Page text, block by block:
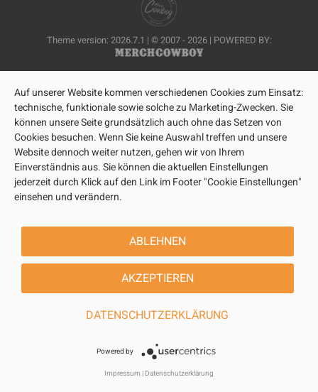
Theme version: 2026.7.1 | © 2007 - 2026 | POWERED BY:
Auf unserer Website kommen verschiedenen Cookies zum Einsatz:
technische, funktionale sowie solche zu Marketing-Zwecken. Sie
können unsere Seite grundsätzlich auch ohne das Setzen von
Cookies besuchen. Wenn Sie keine Auswahl treffen und unsere
Website dennoch weiter nutzen, gehen wir von Ihrem
Einverständnis aus. Sie können die aktuellen Einstellungen
jederzeit durch Klick auf den Link im Footer "Cookie Einstellungen"
einsehen und verändern.
ABLEHNEN
AKZEPTIEREN
DATENSCHUTZERKLÄRUNG
Powered by
Impressum | Datenschutzerklärung